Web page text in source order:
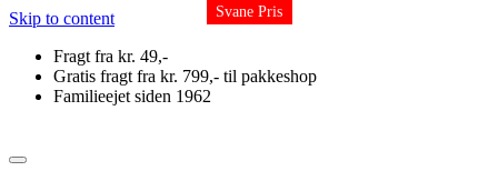
Skip to content
Fragt fra kr. 49,-
Gratis fragt fra kr. 799,- til pakkeshop
Familieejet siden 1962
Svane Pris
Svane Pris